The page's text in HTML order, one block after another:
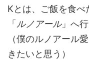
Kとは、ご飯を食
「 ルノアール」へ
（僕のルノアール
きたいと思う）